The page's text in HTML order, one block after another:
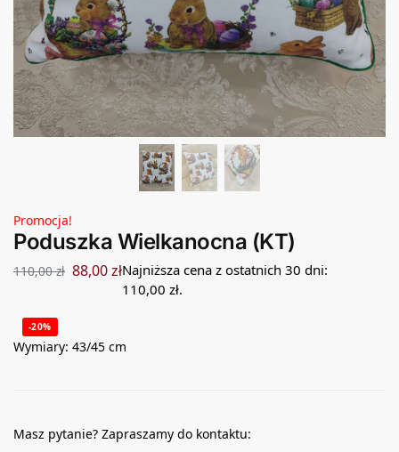
Promocja!
Poduszka Wielkanocna (KT)
110,00zł 88,00złNajniższa cena z ostatnich 30 dni:
110,00 zł.
-20%
Wymiary: 43/45 cm
Masz pytanie? Zapraszamy do kontaktu: